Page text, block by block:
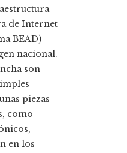
de Internet
BEAD)
nacional.
son
piezas
como
en los